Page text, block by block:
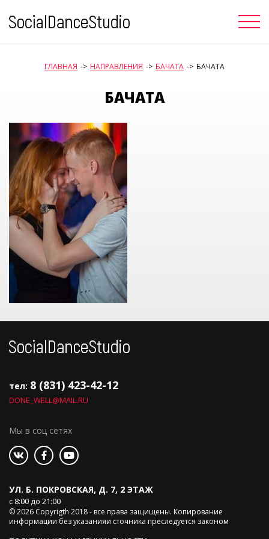
content
ГЛАВНАЯ -> НАПРАВЛЕНИЯ -> БАЧАТА -> БАЧАТА
БАЧАТА
тел: 8 (831) 423-42-12
DONE_WELL@MAIL.RU
Мы в соц сетях
УЛ. Б. ПОКРОВСКАЯ, Д. 7, 2 ЭТАЖ
с 8:00 до 21:00
© 2026 Copyrigth 2018 - все права защищены. Копирование
информации без указанияи сточника преследуется законом